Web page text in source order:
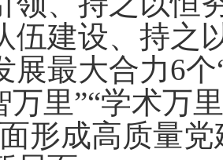
伍建设、持之
展最大合力6个
万里”“学术万
形成高质量